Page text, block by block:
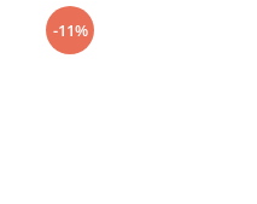
-11%